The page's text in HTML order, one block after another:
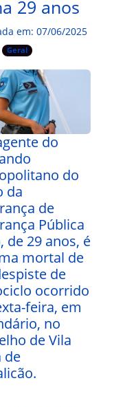
29 anos
em: 07/06/2025
Geral
do
do
da
de
Pública
de 29 anos, é
mortal de
de
ocorrido
feira, em
no
de Vila
de